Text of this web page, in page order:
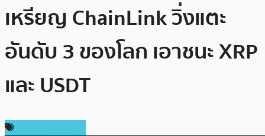
เหรียญ ChainLink วิ่งแตะ
อันดับ 3 ของโลก เอาชนะ XRP
และ USDT